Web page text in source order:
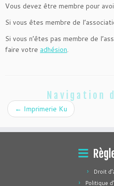
Vous devez être membre pour
Si vous êtes membre de
Si vous n’êtes pas membre de
faire votre adhésion.
Navigation
← Imprimerie Ku
Droit
Politique